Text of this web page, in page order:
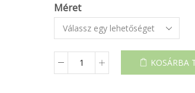
Méret
BILLERBECK
KOSÁRBA